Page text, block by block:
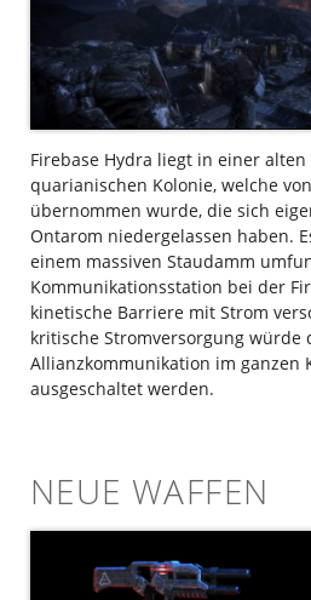
Firebase Hydra liegt in einer
quarianischen Kolonie, welche
übernommen wurde, die sich
Ontarom niedergelassen haben.
einem massiven Staudamm
Kommunikationsstation bei der
kinetische Barriere mit Strom
kritische Stromversorgung würde
Allianzkommunikation im ganzen
ausgeschaltet werden.
NEUE WAFFEN